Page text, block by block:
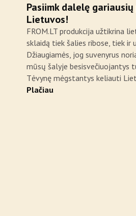
Pasiimk dalelę
Lietuvos!
FROM.LT produkcija užtikrina
sklaidą tiek šalies ribose, tiek ir
Džiaugiamės, jog suvenyrus
mūsų šalyje besisvečiuojantys
Tėvynę mėgstantys keliauti
Plačiau